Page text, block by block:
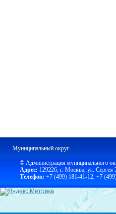
Муниципальный округ
© Администрация муниципального
Адрес: 129226, г. Москва, ул. Сергея
Телефон: +7 (499) 181-41-12, +7